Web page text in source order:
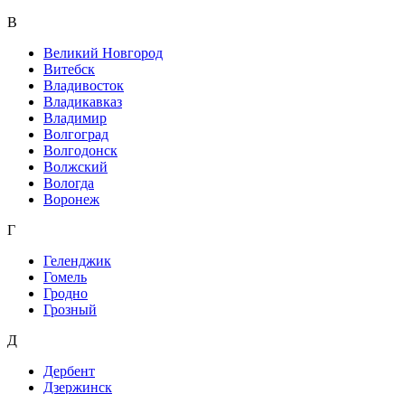
В
Великий Новгород
Витебск
Владивосток
Владикавказ
Владимир
Волгоград
Волгодонск
Волжский
Вологда
Воронеж
Г
Геленджик
Гомель
Гродно
Грозный
Д
Дербент
Дзержинск